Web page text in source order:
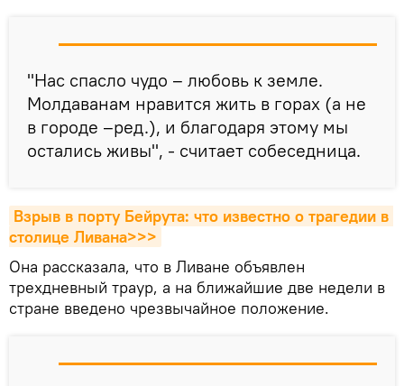
"Нас спасло чудо – любовь к земле.
Молдаванам нравится жить в горах (а не
в городе –ред.), и благодаря этому мы
остались живы", - считает собеседница.
Взрыв в порту Бейрута: что известно о трагедии в
столице Ливана>>>
Она рассказала, что в Ливане объявлен
трехдневный траур, а на ближайшие две недели в
стране введено чрезвычайное положение.